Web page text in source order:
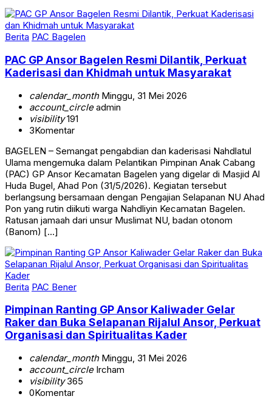
Berita PAC Bagelen
PAC GP Ansor Bagelen Resmi Dilantik, Perkuat
Kaderisasi dan Khidmah untuk Masyarakat
calendar_monthMinggu, 31 Mei 2026
account_circleadmin
visibility191
3Komentar
BAGELEN – Semangat pengabdian dan kaderisasi Nahdlatul
Ulama mengemuka dalam Pelantikan Pimpinan Anak Cabang
(PAC) GP Ansor Kecamatan Bagelen yang digelar di Masjid Al
Huda Bugel, Ahad Pon (31/5/2026). Kegiatan tersebut
berlangsung bersamaan dengan Pengajian Selapanan NU Ahad
Pon yang rutin diikuti warga Nahdliyin Kecamatan Bagelen.
Ratusan jamaah dari unsur Muslimat NU, badan otonom
(Banom) […]
Berita PAC Bener
Pimpinan Ranting GP Ansor Kaliwader Gelar
Raker dan Buka Selapanan Rijalul Ansor, Perkuat
Organisasi dan Spiritualitas Kader
calendar_monthMinggu, 31 Mei 2026
account_circleIrcham
visibility365
0Komentar